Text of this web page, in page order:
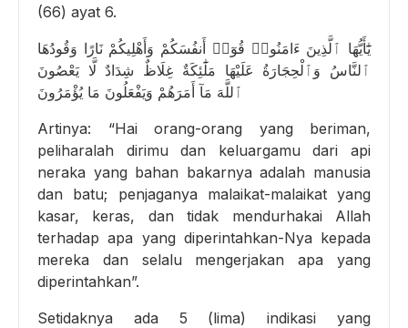
(66) ayat 6.
يَٰٓأَيُّهَا ٱلَّذِينَ ءَامَنُوا۟ قُوٓا۟ أَنفُسَكُمْ وَأَهْلِيكُمْ نَارًا وَقُودُهَا
ٱلنَّاسُ وَٱلْحِجَارَةُ عَلَيْهَا مَلَٰٓئِكَةٌ غِلَاظٌ شِدَادٌ لَّا يَعْصُونَ
ٱللَّهَ مَآ أَمَرَهُمْ وَيَفْعَلُونَ مَا يُؤْمَرُونَ
Artinya: “Hai orang-orang yang beriman,
peliharalah dirimu dan keluargamu dari api
neraka yang bahan bakarnya adalah manusia
dan batu; penjaganya malaikat-malaikat yang
kasar, keras, dan tidak mendurhakai Allah
terhadap apa yang diperintahkan-Nya kepada
mereka dan selalu mengerjakan apa yang
diperintahkan”.
Setidaknya ada 5 (lima) indikasi yang